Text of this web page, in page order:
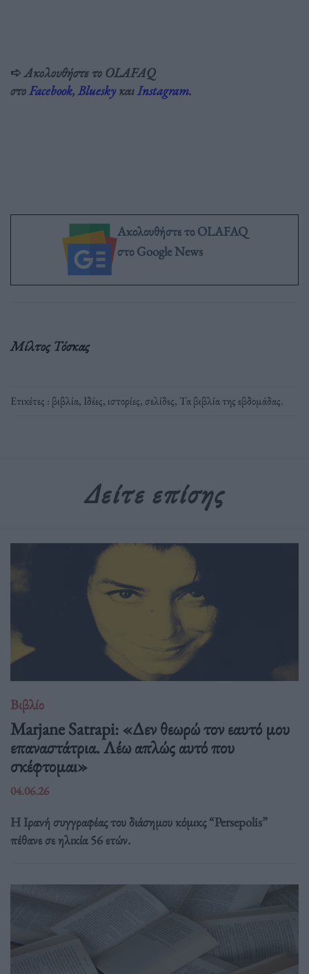
➪ Ακολουθήστε το OLAFAQ
στοFacebook, Bluesky καιInstagram.
Ακολουθήστε το OLAFAQ
στο Google News
Μίλτος Τόσκας
Ετικέτες : βιβλία, Ιδέες, ιστορίες,σελίδες, Τα βιβλία της εβδομάδας.
Δείτε επίσης
Βιβλίο
Marjane Satrapi: «Δεν θεωρώ τον εαυτό μου
επαναστάτρια. Λέω απλώς αυτό που
σκέφτομαι»
04.06.26
Η Ιρανή συγγραφέας του διάσημου κόμικς “Persepolis”
πέθανε σε ηλικία 56 ετών.